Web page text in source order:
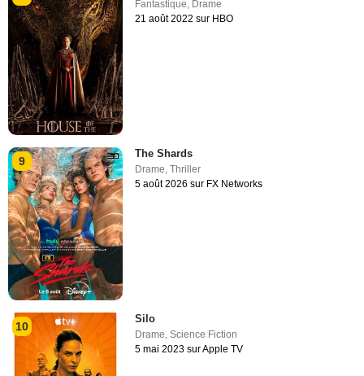
Fantastique
Drame
21 août 2022 sur HBO
9
The Shards
Drame,Thriller
5 août 2026 sur FX Networks
10
Silo
Drame,Science Fiction
5 mai 2023 sur Apple TV